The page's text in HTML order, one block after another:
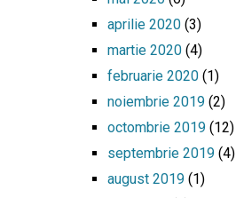
aprilie 2020(3)
martie 2020(4)
februarie 2020(1)
noiembrie 2019(2)
octombrie 2019(12)
septembrie 2019(4)
august 2019(1)